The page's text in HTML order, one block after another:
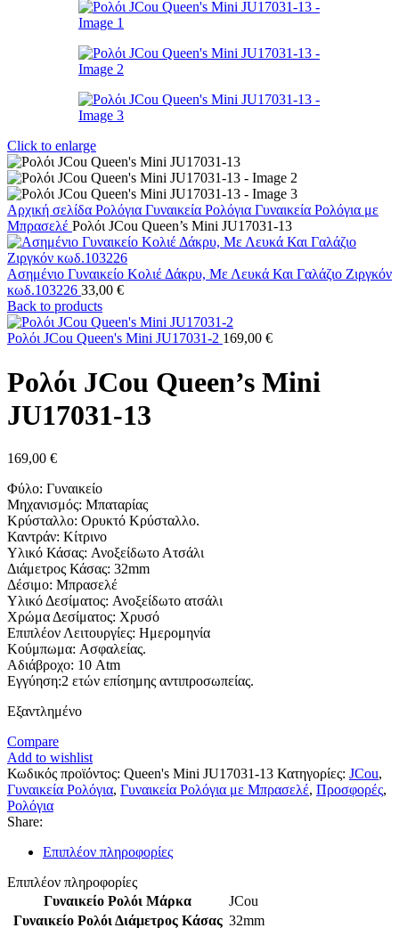
Click to enlarge
Αρχική σελίδα Ρολόγια Γυναικεία Ρολόγια Γυναικεία Ρολόγια με
Μπρασελέ Ρολόι JCou Queen’s Mini JU17031-13
Ασημένιο Γυναικείo Κολιέ Δάκρυ, Με Λευκά Και Γαλάζιο Ζιργκόν
κωδ.103226 33,00 €
Back to products
Ρολόι JCou Queen's Mini JU17031-2 169,00 €
Ρολόι JCou Queen’s Mini
JU17031-13
169,00 €
Φύλο: Γυναικείο
Μηχανισμός: Μπαταρίας
Κρύσταλλο: Ορυκτό Κρύσταλλο.
Καντράν: Κίτρινο
Υλικό Κάσας: Ανοξείδωτο Ατσάλι
Διάμετρος Κάσας: 32mm
Δέσιμο: Μπρασελέ
Υλικό Δεσίματος: Ανοξείδωτο ατσάλι
Χρώμα Δεσίματος: Χρυσό
Επιπλέον Λειτουργίες: Ημερομηνία
Κούμπωμα: Ασφαλείας.
Αδιάβροχο: 10 Atm
Εγγύηση:2 ετών επίσημης αντιπροσωπείας.
Εξαντλημένο
Compare
Add to wishlist
Κωδικός προϊόντος: Queen's Mini JU17031-13 Κατηγορίες: JCou,
Γυναικεία Ρολόγια, Γυναικεία Ρολόγια με Μπρασελέ, Προσφορές,
Ρολόγια
Share:
Επιπλέον πληροφορίες
Επιπλέον πληροφορίες
Γυναικείο Ρολόι Μάρκα
JCou
Γυναικείο Ρολόι Διάμετρος Κάσας 32mm